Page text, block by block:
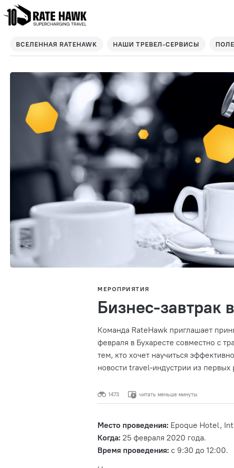
ВСЕЛЕННАЯ RATEHAWK НАШИ ТРЕВЕЛ-СЕРВИСЫ
МЕРОПРИЯТИЯ
Бизнес-завтрак
Команда RateHawk приглашает
февраля в Бухаресте совместно с
тем, кто хочет научиться
новости travel-индустрии из первых
1473 читать меньше минуты
Место проведения: Epoque Hotel,
Когда:25 февраля 2020 года.
Время проведения: с 9:30 до 12:00.